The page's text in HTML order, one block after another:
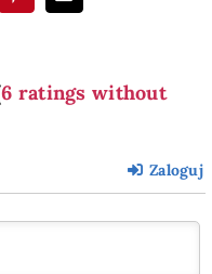
6 ratings without
Zaloguj